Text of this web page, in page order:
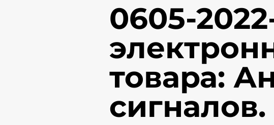
0605-
товара:
сигналов.